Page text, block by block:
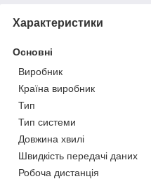
Характеристики
Основні
Виробник
Країна виробник
Тип
Тип системи
Довжина хвилі
Швидкість передачі даних
Робоча дистанція